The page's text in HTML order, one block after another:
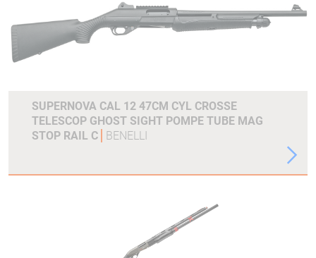
SUPERNOVA CAL 12 47CM CYL CROSSE
TELESCOP GHOST SIGHT POMPE TUBE MAG
STOP RAIL C
BENELLI